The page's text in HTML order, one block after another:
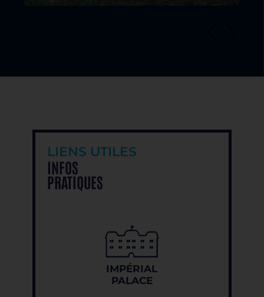
LIENS UTILES
INFOS
PRATIQUES
IMPÉRIAL
PALACE